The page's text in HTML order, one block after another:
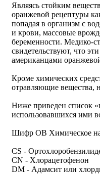
Являясь стойким
оранжевой рецептуры
попадая в организм с
и крови, массовые
беременности. Медико-
свидетельствуют, что
американцами
Кроме химических
отравляющие вещества,
Ниже приведен список
использовавшихся ими
Шифр ОВ Химическое
СS -
СN - Хлорацетофенон
DМ - Адамсит или